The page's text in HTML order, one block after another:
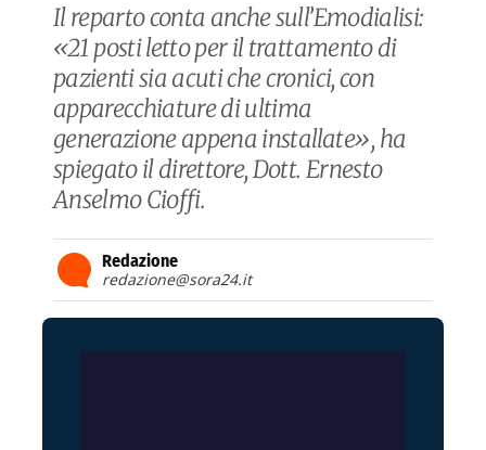
Il reparto conta anche sull’Emodialisi:
«21 posti letto per il trattamento di
pazienti sia acuti che cronici, con
apparecchiature di ultima
generazione appena installate», ha
spiegato il direttore, Dott. Ernesto
Anselmo Cioffi.
Redazione
redazione@sora24.it